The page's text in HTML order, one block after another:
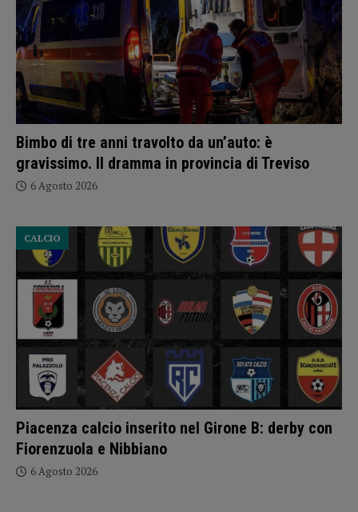
Bimbo di tre anni travolto da un’auto: è
gravissimo. Il dramma in provincia di Treviso
6 Agosto 2026
Piacenza calcio inserito nel Girone B: derby con
Fiorenzuola e Nibbiano
CALCIO
6 Agosto 2026